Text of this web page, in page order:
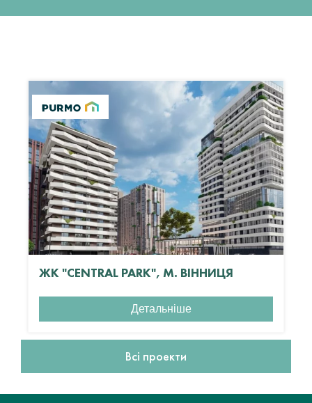
ЖК "CENTRAL PARK", М. ВІННИЦЯ
Детальніше
Всі проекти